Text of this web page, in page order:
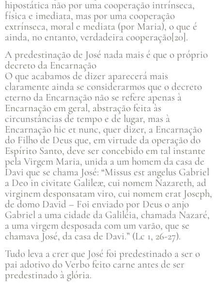
hipostática não por uma cooperação intrínseca,
física e imediata, mas por uma cooperação
extrínseca, moral e mediata (por Maria), o que é
ainda, no entanto, verdadeira cooperação[20].
A predestinação de José nada mais é que o próprio
decreto da Encarnação
O que acabamos de dizer aparecerá mais
claramente ainda se considerarmos que o decreto
eterno da Encarnação não se refere apenas à
Encarnação em geral, abstração feita às
circunstâncias de tempo e de lugar, mas à
Encarnação hic et nunc, quer dizer, a Encarnação
do Filho de Deus que, em virtude da operação do
Espírito Santo, deve ser concebido em tal instante
pela Virgem Maria, unida a um homem da casa de
Davi que se chama José: “Missus est angelus Gabriel
a Deo in civitate Galileæ, cui nomem Nazareth, ad
virginem desponsatam viro, cui nomem erat Joseph,
de domo David – Foi enviado por Deus o anjo
Gabriel a uma cidade da Galiléia, chamada Nazaré,
a uma virgem desposada com um varão, que se
chamava José, da casa de Davi.” (Lc 1, 26-27).
Tudo leva a crer que José foi predestinado a ser o
pai adotivo do Verbo feito carne antes de ser
predestinado à glória.